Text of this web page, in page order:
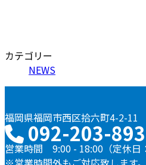
カテゴリー
NEWS
福岡県福岡市西区拾六町4-2-11
092-203-
営業時間 9:00 - 18:00（定休日